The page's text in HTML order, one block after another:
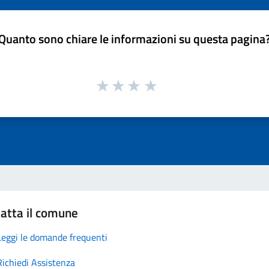
sono chiare le informazioni su questa
il comune
le domande frequenti
Assistenza